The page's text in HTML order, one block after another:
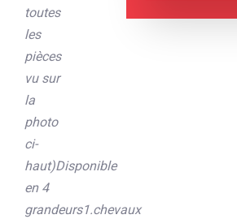
toutes
les
pièces
vu sur
la
photo
ci-
haut)Disponible
en 4
grandeurs1.chevaux